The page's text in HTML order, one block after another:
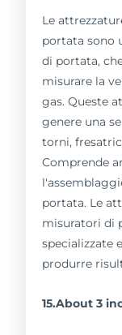
Le
portata sono
di portata,
misurare la
gas. Queste
genere una
torni,
Comprende
portata. Le
misuratori di
specializzate
produrre
15.About 3